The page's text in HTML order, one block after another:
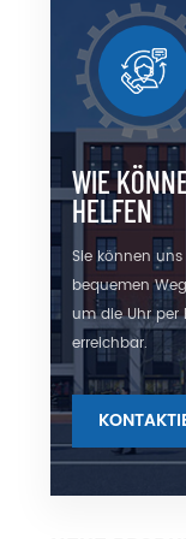
WIE
HELFEN
Sie können
bequemen
um die Uhr per
erreichbar.